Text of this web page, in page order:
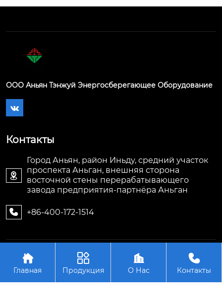
ООО Аньян Тэнжуй Энергосберегающее Оборудование

Контакты

Город Аньян, район Иньду, средний участок
проспекта Аньган, внешняя сторона
восточной стены перерабатывающего
завода предприятия-партнёра Аньган
 +86-400-172-1514
Авторское право©ООО Аньян Тэнжуй
Энергосберегающее Оборудование

Главная

Продукция

О Нас

Контакты